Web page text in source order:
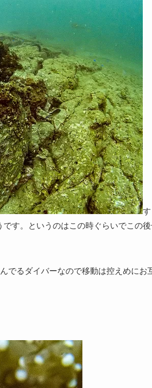
す。というのはこの時ぐらいでこの
でるダイバーなので移動は控えめにお